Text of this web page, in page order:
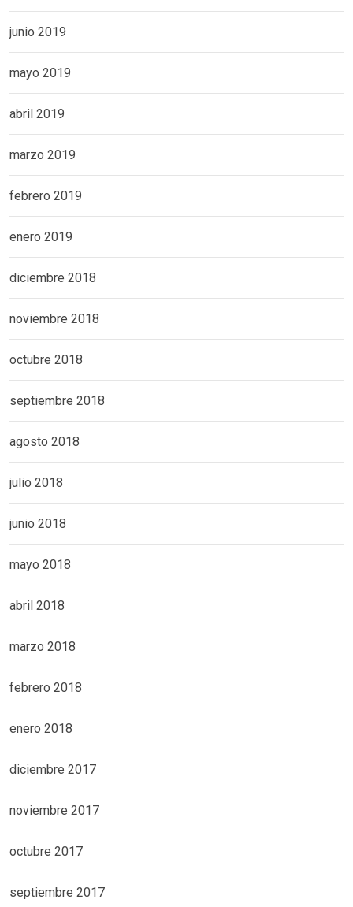
junio 2019
mayo 2019
abril 2019
marzo 2019
febrero 2019
enero 2019
diciembre 2018
noviembre 2018
octubre 2018
septiembre 2018
agosto 2018
julio 2018
junio 2018
mayo 2018
abril 2018
marzo 2018
febrero 2018
enero 2018
diciembre 2017
noviembre 2017
octubre 2017
septiembre 2017